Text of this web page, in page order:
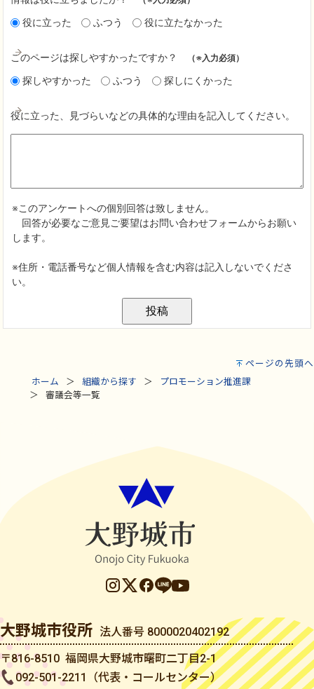
ページの先頭へ
ホーム
組織から探す
プロモーション推進課
審議会等一覧
大野城市役所 法人番号 8000020402192
〒816-8510 福岡県大野城市曙町二丁目2-1
092-501-2211（代表・コールセンター）